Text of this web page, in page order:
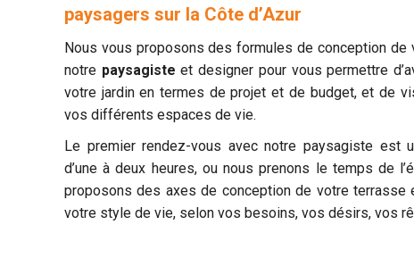
paysagers sur la Côte d’Azur
Nous vous proposons des formules de conception de
notre paysagiste et designer pour vous permettre
votre jardin en termes de projet et de budget, et de
vos différents espaces de vie.
Le premier rendez-vous avec notre paysagiste est
d’une à deux heures, ou nous prenons le temps de
proposons des axes de conception de votre terrasse
votre style de vie, selon vos besoins, vos désirs, vos